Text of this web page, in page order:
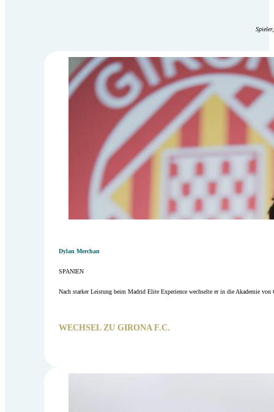
Dylan Merchan
SPANIEN
Nach starker Leistung beim Madrid Elite Experience wechselte er in die Akademie von
WECHSEL ZU GIRONA F.C.